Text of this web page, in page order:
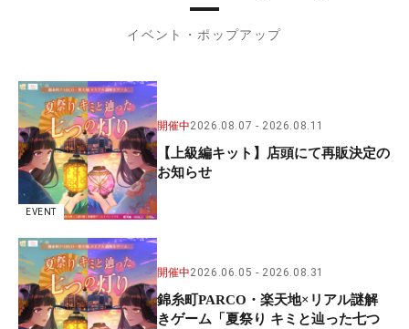
イベント・ポップアップ
EVENT
開催中2026.08.07 2026.08.11
【上級編キット】店頭にて再販決定の
お知らせ
開催中2026.06.05 2026.08.31
錦糸町PARCO・楽天地×リアル謎解
きゲーム「夏祭り キミと辿った七つ